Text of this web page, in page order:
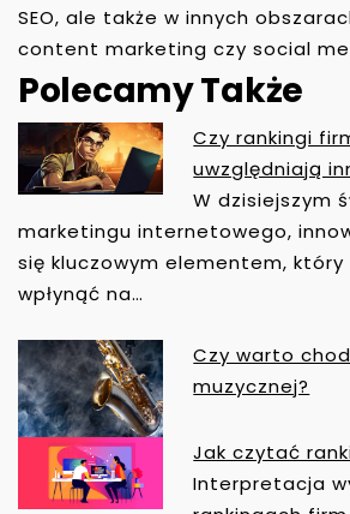
SEO, ale także w innych
content marketing czy social
Polecamy Także
Czy rankingi
uwzględniają
W dzisiejszym
marketingu internetowego,
się kluczowym elementem,
wpłynąć na…
Czy warto
muzycznej?
Jak czytać
Interpretacja
N
A
W
I
G
A
C
J
A
W